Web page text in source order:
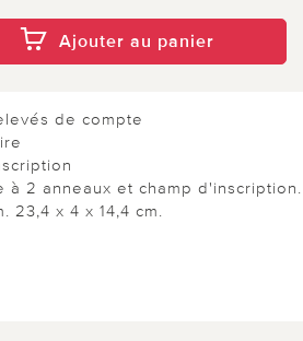
Ajouter au panier
de compte
à 2 anneaux et champ d'inscription.
23,4 x 4 x 14,4 cm.